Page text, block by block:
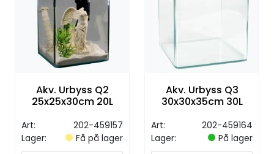
Akv. Urbyss Q2
25x25x30cm 20L
Art:
202-459157
Lager:
Få på lager
Akv. Urbyss Q3
30x30x35cm 30L
Art:
202-459164
Lager:
På lager